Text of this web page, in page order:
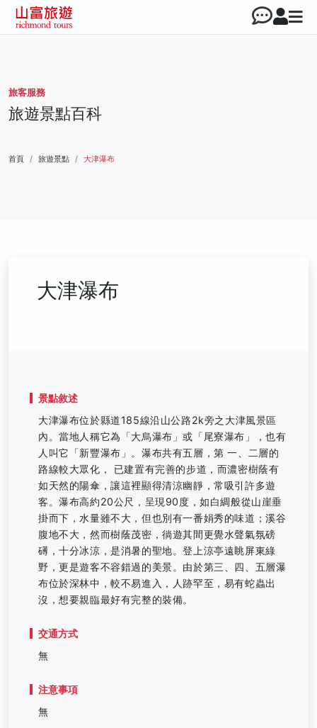
旅客服務
旅遊景點百科
首頁 旅遊景點 大津瀑布
大津瀑布
景點敘述
大津瀑布位於縣道185線沿山公路2k旁之大津風景區
內。當地人稱它為「大烏瀑布」或「尾寮瀑布」，也有
人叫它「新豐瀑布」。瀑布共有五層，第 一、二層的
路線較大眾化， 已建置有完善的步道，而濃密樹蔭有
如天然的陽傘，讓這裡顯得清涼幽靜，常吸引許多遊
客。瀑布高約20公尺，呈現90度，如白綢般從山崖垂
掛而下，水量雖不大，但也別有一番娟秀的味道；溪谷
腹地不大，然而樹蔭茂密，徜遊其間更覺水聲氣氛磅
礡，十分冰涼，是消暑的聖地。登上涼亭遠眺屏東綠
野，更是遊客不容錯過的美景。由於第三、四、五層瀑
布位於深林中，較不易進入，人跡罕至，易有蛇蟲出
沒，想要親臨最好有完整的裝備。
交通方式
無
注意事項
無